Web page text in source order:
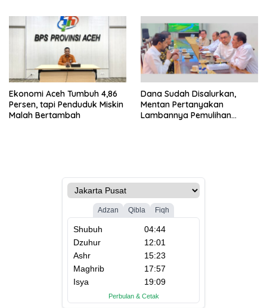
Ekonomi Aceh Tumbuh 4,86
Persen, tapi Penduduk Miskin
Malah Bertambah
Dana Sudah Disalurkan,
Mentan Pertanyakan
Lambannya Pemulihan